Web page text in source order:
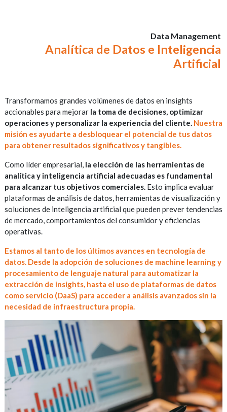
Data Management
Analítica de Datos e Inteligencia
Artificial
Transformamos grandes volúmenes de datos en insights
accionables para mejorar la toma de decisiones, optimizar
operaciones y personalizar la experiencia del cliente. Nuestra
misión es ayudarte a desbloquear el potencial de tus datos
para obtener resultados significativos y tangibles.
Como líder empresarial, la elección de las herramientas de
analítica y inteligencia artificial adecuadas es fundamental
para alcanzar tus objetivos comerciales. Esto implica evaluar
plataformas de análisis de datos, herramientas de visualización y
soluciones de inteligencia artificial que pueden prever tendencias
de mercado, comportamientos del consumidor y eficiencias
operativas.
Estamos al tanto de los últimos avances en tecnología de
datos. Desde la adopción de soluciones de machine learning y
procesamiento de lenguaje natural para automatizar la
extracción de insights, hasta el uso de plataformas de datos
como servicio (DaaS) para acceder a análisis avanzados sin la
necesidad de infraestructura propia.